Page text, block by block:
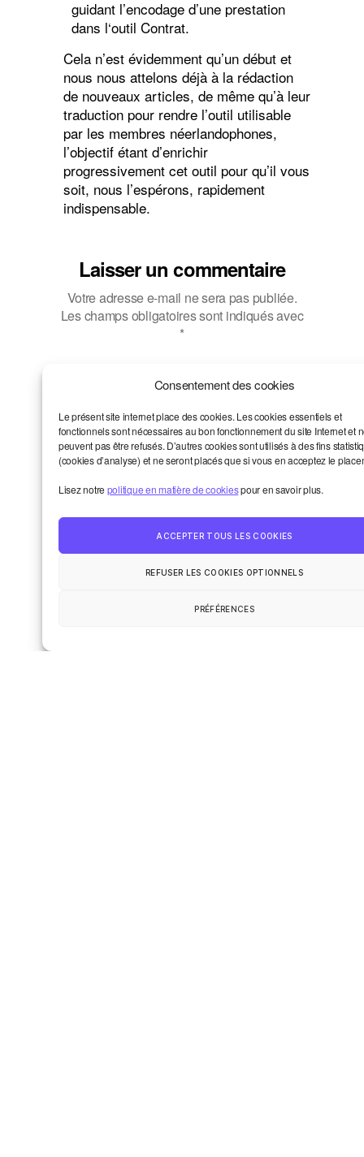
Consentement des cookies
Le présent site internet place des cookies. Les cookies essentiels et
fonctionnels sont nécessaires au bon fonctionnement du site Internet et
peuvent pas être refusés. D’autres cookies sont utilisés à des fins
(cookies d’analyse) et ne seront placés que si vous en acceptez le
Lisez notre politique en matière de cookiespour en savoir plus.
ACCEPTER TOUS LES COOKIES
REFUSER LES COOKIES OPTIONNELS
PRÉFÉRENCES
guidant l’encodage d’une prestation
dans l‘outil Contrat.
Cela n’est évidemment qu’un début et
nous nous attelons déjà à la rédaction
de nouveaux articles, de même qu’à leur
traduction pour rendre l’outil utilisable
par les membres néerlandophones,
l’objectif étant d’enrichir
progressivement cet outil pour qu’il vous
soit, nous l’espérons, rapidement
indispensable.
Laisser un commentaire
Votre adresse e-mail ne sera pas publiée.
Les champs obligatoires sont indiqués avec
*